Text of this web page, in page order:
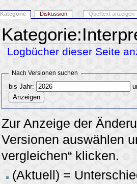
Logbücher dieser Seite
Wechseln zu: Navigation
Suche
Nach Versionen suchen
bis Jahr:
Zur Anzeige der
Versionen auswählen
vergleichen“ klicken.
(Aktuell) =
Kategorie Diskussion Quelltext anzeigen